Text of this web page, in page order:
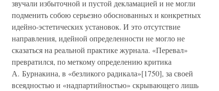
звучали избыточной и пустой декламацией и не могли
подменить собою серьезно обоснованных и конкретных
идейно-эстетических установок. И это отсутствие
направления, идейной определенности не могло не
сказаться на реальной практике журнала. «Перевал»
превратился, по меткому определению критика
А. Бурнакина, в «безликого радикала»[1750], за своей
всеядностью и «надпартийностью» скрывающего лишь